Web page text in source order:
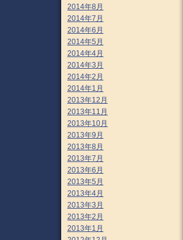
2014年8月
2014年7月
2014年6月
2014年5月
2014年4月
2014年3月
2014年2月
2014年1月
2013年12月
2013年11月
2013年10月
2013年9月
2013年8月
2013年7月
2013年6月
2013年5月
2013年4月
2013年3月
2013年2月
2013年1月